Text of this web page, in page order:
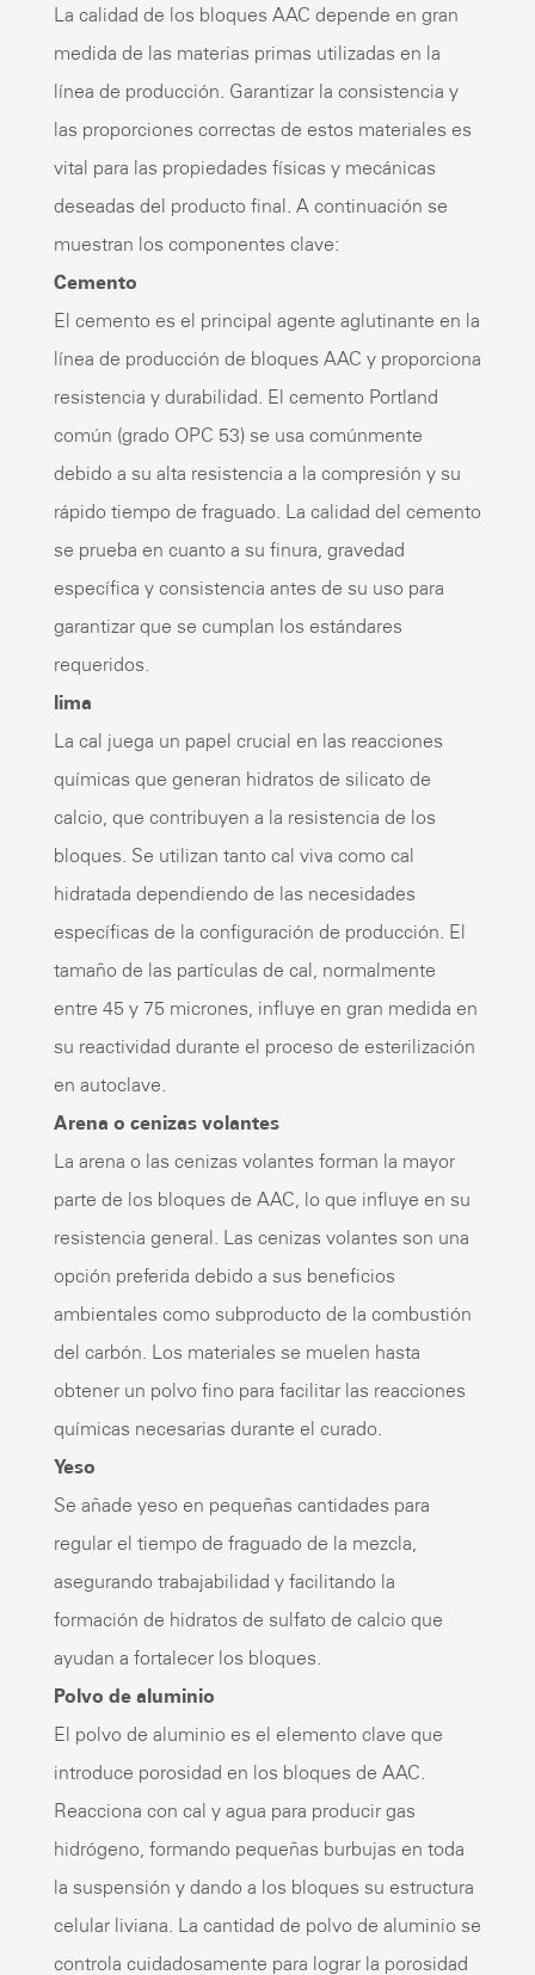
La calidad de los bloques AAC depende en gran
medida de las materias primas utilizadas en la
línea de producción. Garantizar la consistencia y
las proporciones correctas de estos materiales es
vital para las propiedades físicas y mecánicas
deseadas del producto final. A continuación se
muestran los componentes clave:
Cemento
El cemento es el principal agente aglutinante en la
línea de producción de bloques AAC y proporciona
resistencia y durabilidad. El cemento Portland
común (grado OPC 53) se usa comúnmente
debido a su alta resistencia a la compresión y su
rápido tiempo de fraguado. La calidad del cemento
se prueba en cuanto a su finura, gravedad
específica y consistencia antes de su uso para
garantizar que se cumplan los estándares
requeridos.
lima
La cal juega un papel crucial en las reacciones
químicas que generan hidratos de silicato de
calcio, que contribuyen a la resistencia de los
bloques. Se utilizan tanto cal viva como cal
hidratada dependiendo de las necesidades
específicas de la configuración de producción. El
tamaño de las partículas de cal, normalmente
entre 45 y 75 micrones, influye en gran medida en
su reactividad durante el proceso de esterilización
en autoclave.
Arena o cenizas volantes
La arena o las cenizas volantes forman la mayor
parte de los bloques de AAC, lo que influye en su
resistencia general. Las cenizas volantes son una
opción preferida debido a sus beneficios
ambientales como subproducto de la combustión
del carbón. Los materiales se muelen hasta
obtener un polvo fino para facilitar las reacciones
químicas necesarias durante el curado.
Yeso
Se añade yeso en pequeñas cantidades para
regular el tiempo de fraguado de la mezcla,
asegurando trabajabilidad y facilitando la
formación de hidratos de sulfato de calcio que
ayudan a fortalecer los bloques.
Polvo de aluminio
El polvo de aluminio es el elemento clave que
introduce porosidad en los bloques de AAC.
Reacciona con cal y agua para producir gas
hidrógeno, formando pequeñas burbujas en toda
la suspensión y dando a los bloques su estructura
celular liviana. La cantidad de polvo de aluminio se
controla cuidadosamente para lograr la porosidad